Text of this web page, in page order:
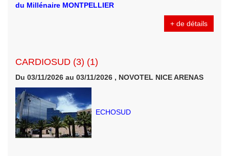
du Millénaire MONTPELLIER
+ de détails
CARDIOSUD (3) (1)
Du 03/11/2026 au 03/11/2026 , NOVOTEL NICE ARENAS
ECHOSUD